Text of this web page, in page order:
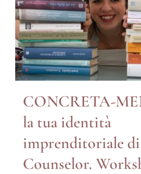
Contattami
CONCRETA-
la tua identità
imprenditoriale di
Counselor.